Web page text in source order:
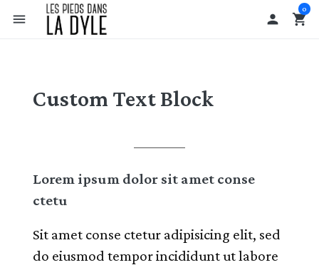
menu  shopping_cart
0
Custom Text Block
Lorem ipsum dolor sit amet conse
ctetu
Sit amet conse ctetur adipisicing elit, sed
do eiusmod tempor incididunt ut labore